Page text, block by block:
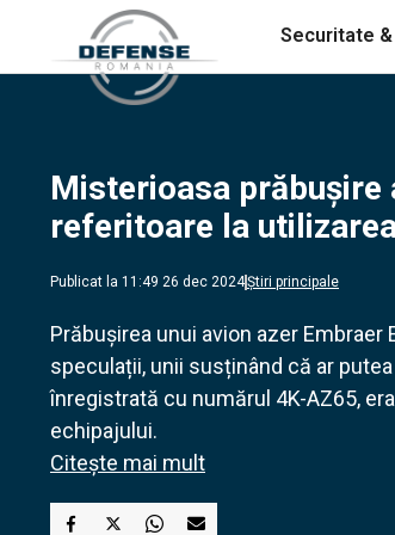
Securitate
Misterioasa prăbușire
referitoare la
Publicat la 11:49 26 dec 2024Știri principale
Prăbușirea unui avion azer Embraer
speculații, unii susținând că ar
înregistrată cu numărul 4K-AZ65,
echipajului.
Citește mai mult